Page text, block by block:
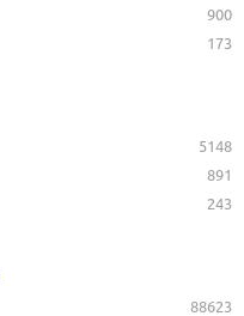
900
173
5148
891
243
88623